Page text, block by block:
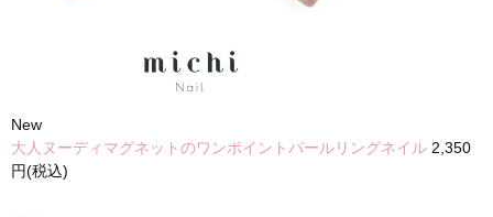
New
大人ヌーディマグネットのワンポイントパールリングネイル 2,350
円(税込)